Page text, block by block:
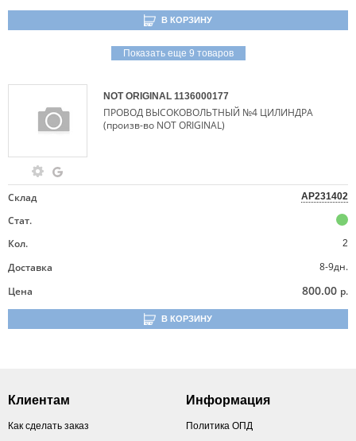
В КОРЗИНУ
Показать еще 9 товаров
NOT ORIGINAL 1136000177
ПРОВОД ВЫСОКОВОЛЬТНЫЙ №4 ЦИЛИНДРА
(произв-во NOT ORIGINAL)
Склад AP231402
Стат.
Кол.
2
Доставка
8-9дн.
Цена
800.00 р.
В КОРЗИНУ
Клиентам
Как сделать заказ
Информация
Политика ОПД